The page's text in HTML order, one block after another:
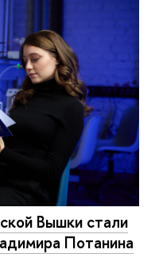
Вышки стали
Потанина